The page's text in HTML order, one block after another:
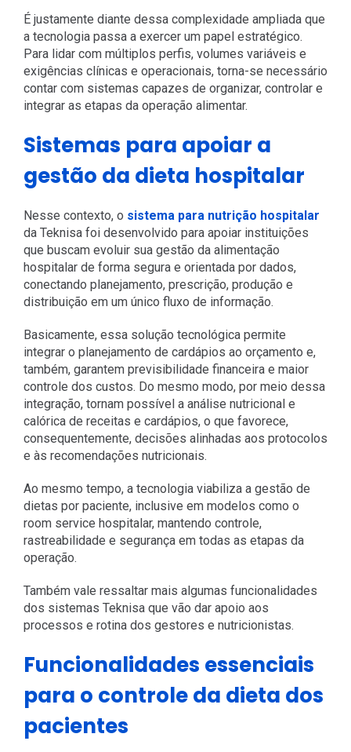
É justamente diante dessa complexidade ampliada que
a tecnologia passa a exercer um papel estratégico.
Para lidar com múltiplos perfis, volumes variáveis e
exigências clínicas e operacionais, torna-se necessário
contar com sistemas capazes de organizar, controlar e
integrar as etapas da operação alimentar.
Sistemas para apoiar a
gestão da dieta hospitalar
Nesse contexto, o sistema para nutrição hospitalar
da Teknisa foi desenvolvido para apoiar instituições
que buscam evoluir sua gestão da alimentação
hospitalar de forma segura e orientada por dados,
conectando planejamento, prescrição, produção e
distribuição em um único fluxo de informação.
Basicamente, essa solução tecnológica permite
integrar o planejamento de cardápios ao orçamento e,
também, garantem previsibilidade financeira e maior
controle dos custos. Do mesmo modo, por meio dessa
integração, tornam possível a análise nutricional e
calórica de receitas e cardápios, o que favorece,
consequentemente, decisões alinhadas aos protocolos
e às recomendações nutricionais.
Ao mesmo tempo, a tecnologia viabiliza a gestão de
dietas por paciente, inclusive em modelos como o
room service hospitalar, mantendo controle,
rastreabilidade e segurança em todas as etapas da
operação.
Também vale ressaltar mais algumas funcionalidades
dos sistemas Teknisa que vão dar apoio aos
processos e rotina dos gestores e nutricionistas.
Funcionalidades essenciais
para o controle da dieta dos
pacientes